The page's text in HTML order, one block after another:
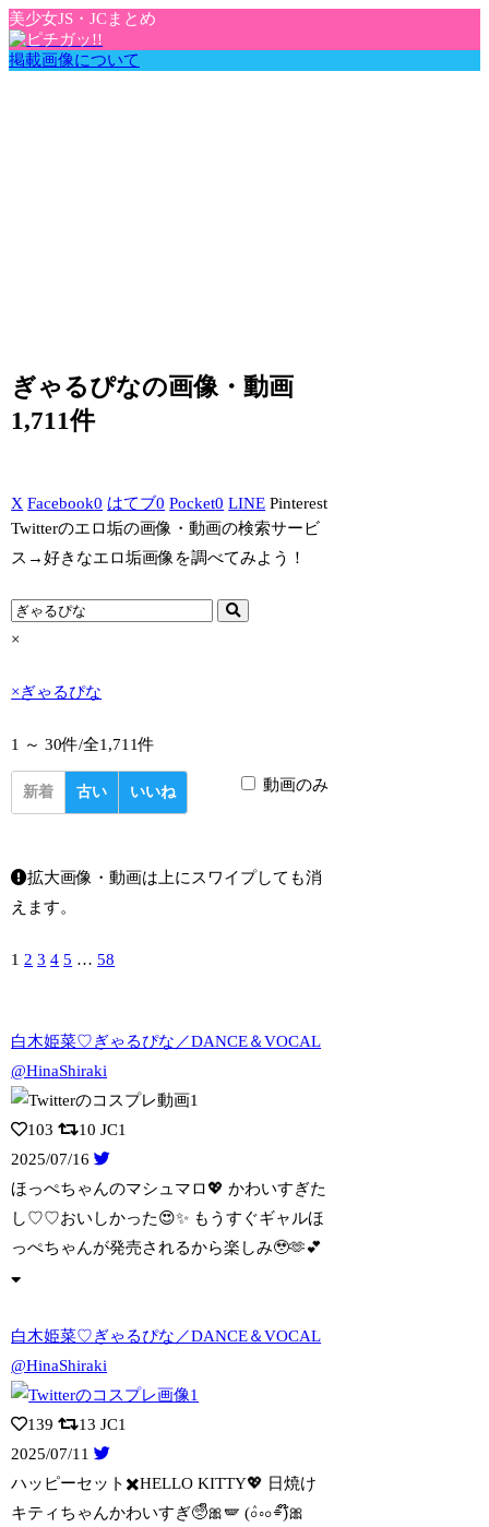
美少女JS・JCまとめ
掲載画像について
ぎゃるぴなの画像・動画
1,711件
X Facebook0 はてブ0 Pocket0 LINE Pinterest
Twitterのエロ垢の画像・動画の検索サービ
ス→好きなエロ垢画像を調べてみよう！
×
×ぎゃるぴな
1 ～ 30件/全1,711件
新着 古い いいね 動画のみ
拡大画像・動画は上にスワイプしても消
えます。
1 2 3 4 5 … 58
白木姫菜♡ぎゃるぴな／DANCE＆VOCAL
@HinaShiraki
103 10 JC1
2025/07/16
ほっぺちゃんのマシュマロ💖 かわいすぎた
し♡♡おいしかった😍✨️ もうすぐギャルほ
っぺちゃんが発売されるから楽しみ🥹🫶💕︎︎
白木姫菜♡ぎゃるぴな／DANCE＆VOCAL
@HinaShiraki
139 13 JC1
2025/07/11
ハッピーセット✖️HELLO KITTY💖 日焼け
キティちゃんかわいすぎ🥺ᩚ🎀🪽 (ٛ০◦০ٛ⌯)໊🎀